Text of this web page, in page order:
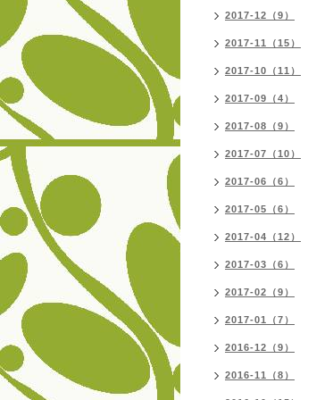
2017-12（9）
2017-11（15）
2017-10（11）
2017-09（4）
2017-08（9）
2017-07（10）
2017-06（6）
2017-05（6）
2017-04（12）
2017-03（6）
2017-02（9）
2017-01（7）
2016-12（9）
2016-11（8）